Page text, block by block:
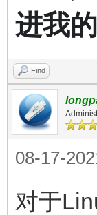
进我
Find
08-17-
对于